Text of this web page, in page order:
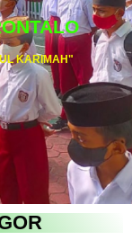
KARIMAH"